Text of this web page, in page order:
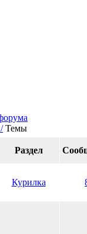
Темы
Раздел
Курилка